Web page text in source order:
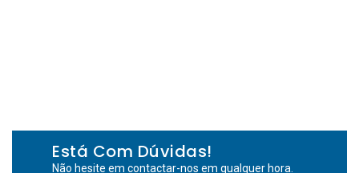
Está Com Dúvidas!
Não hesite em contactar-nos em qualquer hora.